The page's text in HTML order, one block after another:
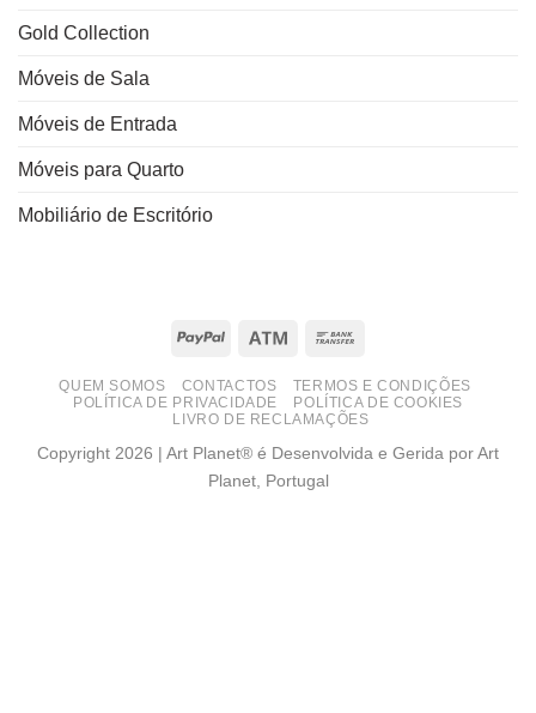
Gold Collection
Móveis de Sala
Móveis de Entrada
Móveis para Quarto
Mobiliário de Escritório
PayPal Atm
QUEM SOMOS CONTACTOS
TERMOS E CONDIÇÕES
POLÍTICA DE PRIVACIDADE
POLÍTICA DE COOKIES
LIVRO DE RECLAMAÇÕES
Copyright 2026 | Art Planet® é Desenvolvida e Gerida por Art
Planet, Portugal